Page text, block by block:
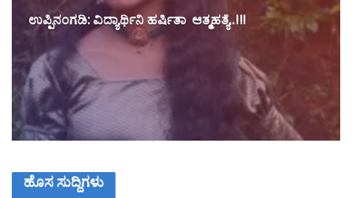
ಉಪ್ಪಿನಂಗಡಿ: ವಿದ್ಯಾರ್ಥಿನಿ ಹರ್ಷಿತಾ ಆತ್ಮಹತ್ಯೆ..!!!
ಹೊಸ ಸುದ್ದಿಗಳು